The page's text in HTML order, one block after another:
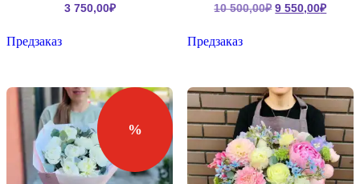
3 750,00₽
Предзаказ
10 500,00₽ 9 550,00₽
Предзаказ
%